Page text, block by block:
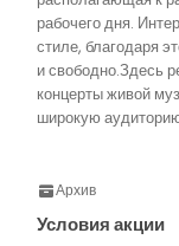
рабочего дня.
стиле, благодаря
и свободно.Здесь
концерты живой
широкую
Архив
Условия акции